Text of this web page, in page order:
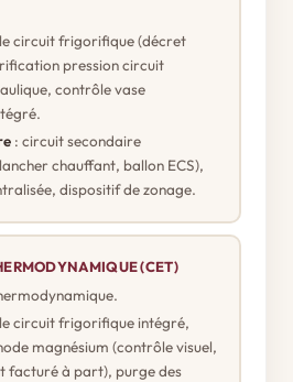
circuit frigorifique (décret
pression circuit
contrôle vase
: circuit secondaire
chauffant, ballon ECS),
dispositif de zonage.
(CET)
circuit frigorifique intégré,
magnésium (contrôle visuel,
facturé à part), purge des